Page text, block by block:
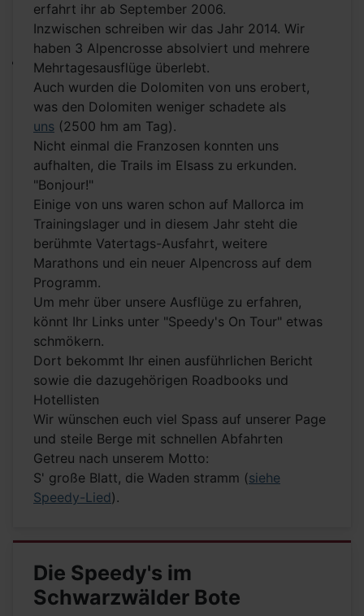
erfahrt ihr ab September 2006.
Inzwischen schreiben wir das Jahr 2014. Wir
haben 3 Alpencrosse absolviert und mehrere
Mehrtagesausflüge überlebt.
Auch wurden die Dolomiten von uns erobert,
was den Dolomiten weniger schadete als
uns (2500 hm am Tag).
Nicht einmal die Franzosen konnten uns
aufhalten, die Trails im Elsass zu erkunden.
"Bonjour!"
Einige von uns waren schon auf Mallorca im
Trainingslager und in diesem Jahr steht die
berühmte Vatertags-Ausfahrt, weitere
Marathons und ein neuer Alpencross auf dem
Programm.
Um mehr über unsere Ausflüge zu erfahren,
könnt Ihr Links unter "Speedy's On Tour" etwas
schmökern.
Dort bekommt Ihr einen ausführlichen Bericht
sowie die dazugehörigen Roadbooks und
Hotellisten
Wir wünschen euch viel Spass auf unserer Page
und steile Berge mit schnellen Abfahrten
Getreu nach unserem Motto:
S' große Blatt, die Waden stramm (siehe
Speedy-Lied).
Die Speedy's im
Schwarzwälder Bote